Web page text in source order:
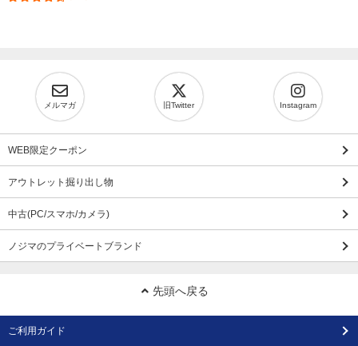
メルマガ 旧Twitter Instagram
WEB限定クーポン
アウトレット掘り出し物
中古(PC/スマホ/カメラ)
ノジマのプライベートブランド
先頭へ戻る
ご利用ガイド